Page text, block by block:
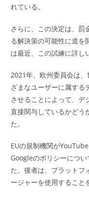
れている。
さらに、この決定は、罰
る解決策の可能性に道を
は最近、この試練に詳し
2021年、欧州委員会は
ざまなユーザーに属する
させることによって、デ
直接関与しているかどう
た。
EUの規制機関が
Googleのポリシーにつ
た。後者は、プラットフ
ージャーを使用すること